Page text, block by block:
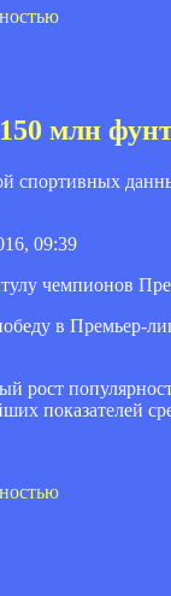
млн
спортивных
09:39
чемпионов
в Премьер-
рост
показателей